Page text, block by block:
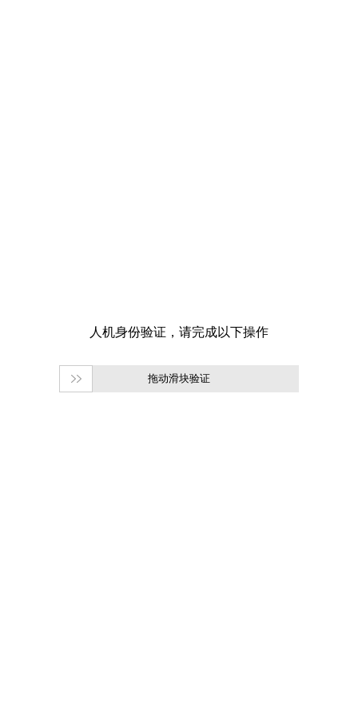
拖动滑块验证